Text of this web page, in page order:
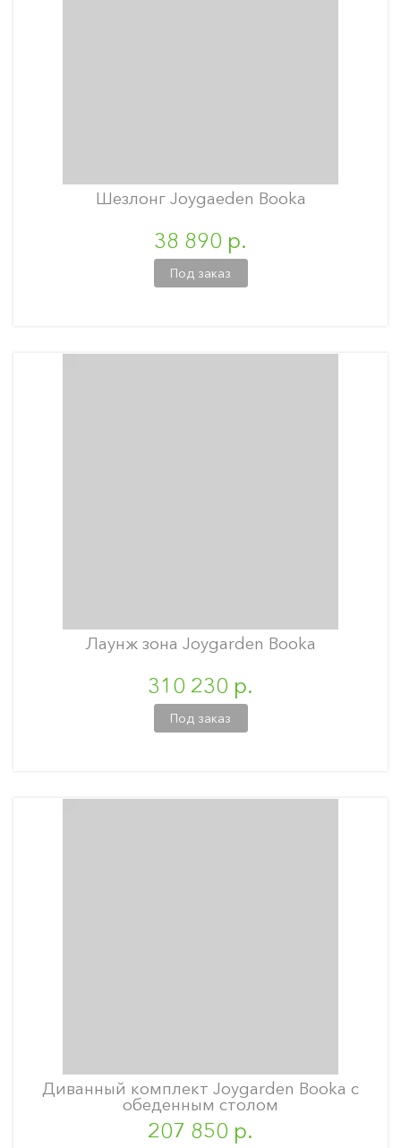
Шезлонг Joygaeden Booka
38 890 р.
Под заказ
Лаунж зона Joygarden Booka
310 230 р.
Под заказ
Диванный комплект Joygarden Booka с
обеденным столом
207 850 р.